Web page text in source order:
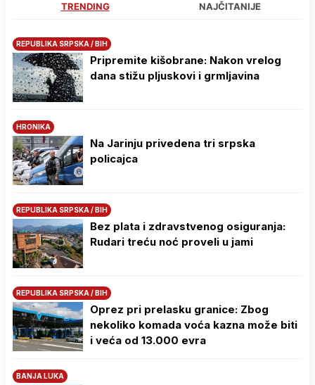
TRENDING NAJČITANIJE
REPUBLIKA SRPSKA / BIH
Pripremite kišobrane: Nakon vrelog
dana stižu pljuskovi i grmljavina
HRONIKA
Na Јarinju privedena tri srpska
policajca
REPUBLIKA SRPSKA / BIH
Bez plata i zdravstvenog osiguranja:
Rudari treću noć proveli u jami
REPUBLIKA SRPSKA / BIH
Oprez pri prelasku granice: Zbog
nekoliko komada voća kazna može biti
i veća od 13.000 evra
BANJA LUKA